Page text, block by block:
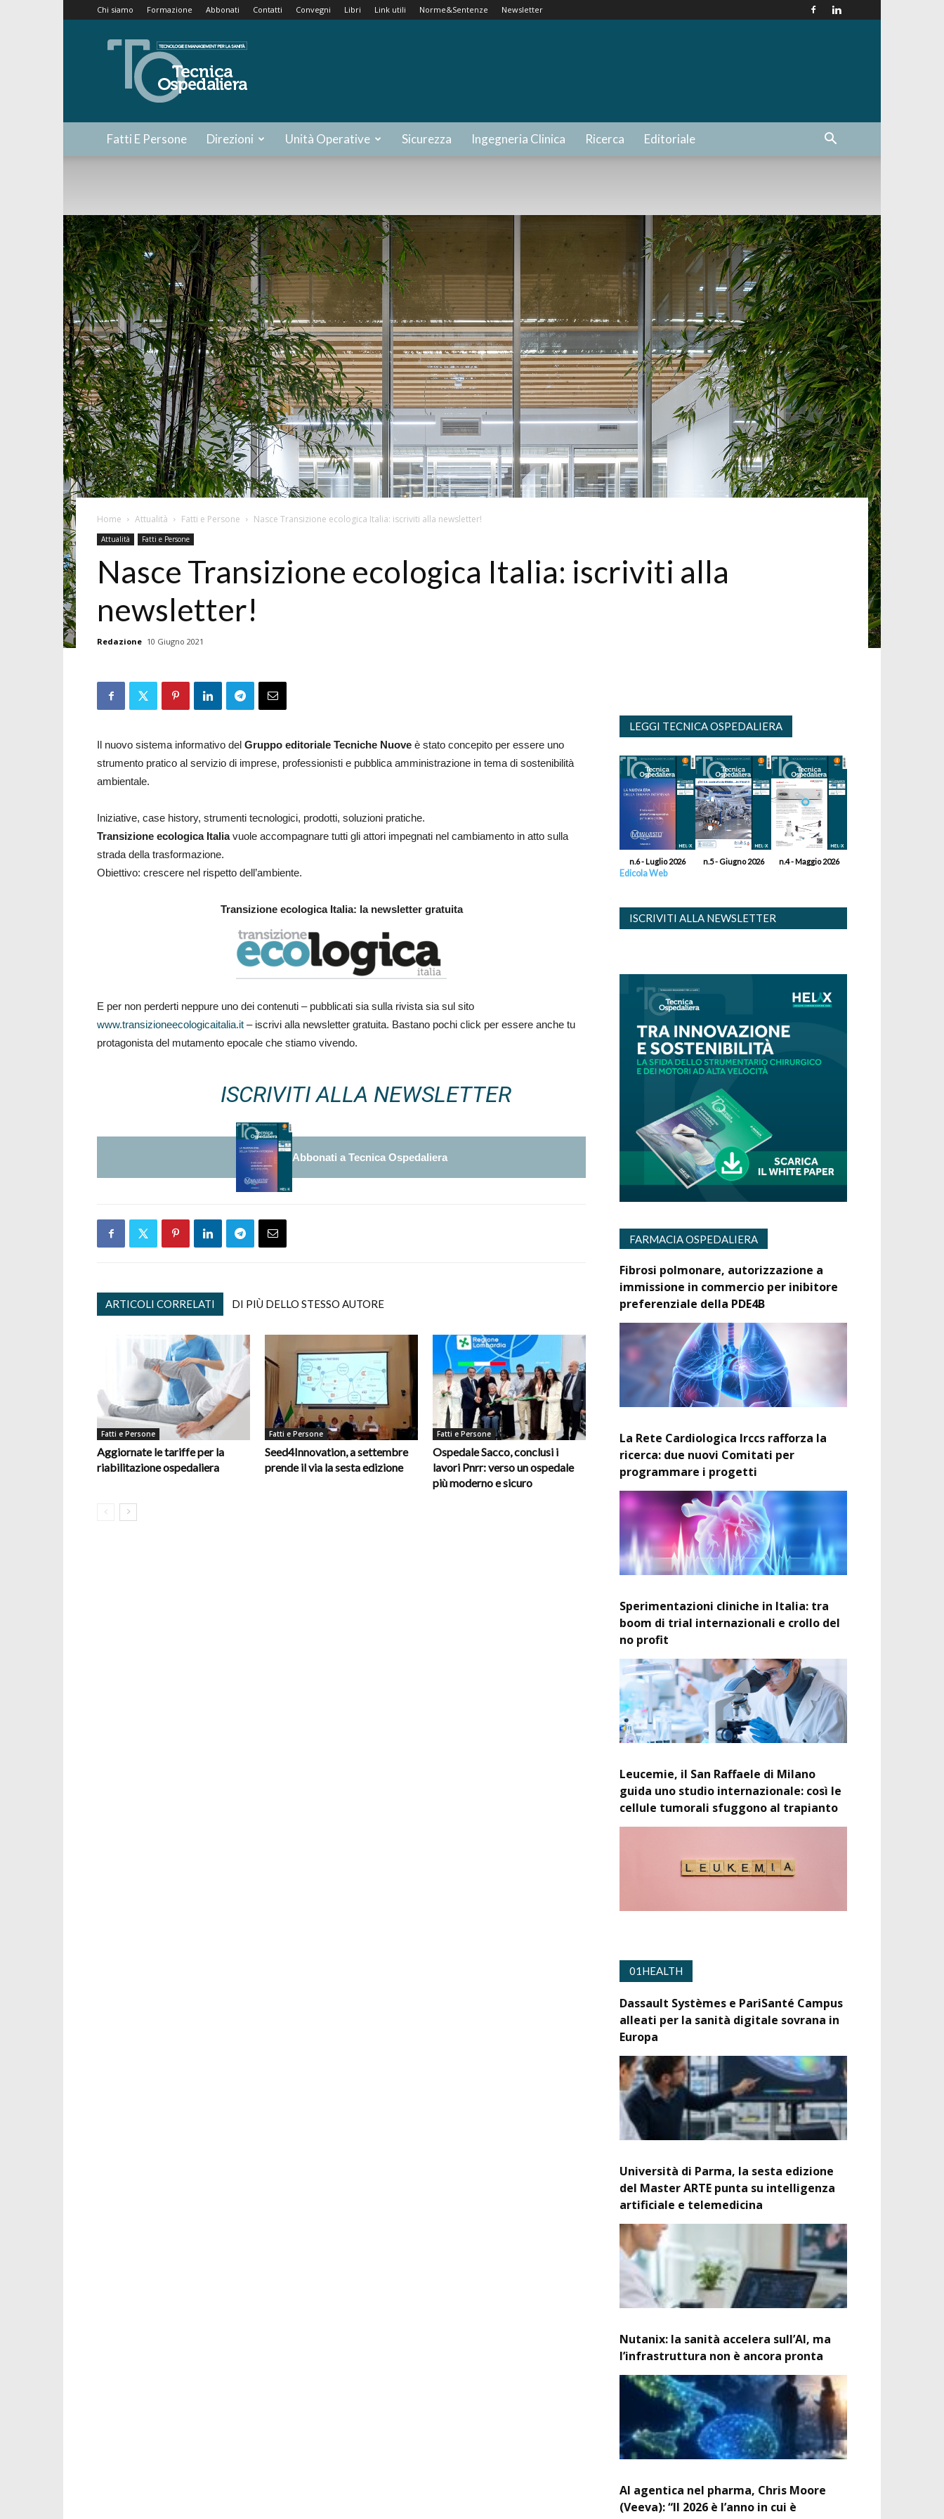
Chi siamo Formazione Abbonati Contatti Convegni Libri Link utili Norme&Sentenze Newsletter
Tecnica
Ospedaliera
Fatti E Persone Direzioni Unità Operative Sicurezza Ingegneria Clinica Ricerca Editoriale
Home Attualità Fatti e Persone Nasce Transizione ecologica Italia: iscriviti alla newsletter!
Attualità Fatti e Persone
Nasce Transizione ecologica Italia: iscriviti alla
newsletter!
Redazione 10 Giugno 2021
Il nuovo sistema informativo del Gruppo editoriale Tecniche Nuove è stato concepito per essere uno
strumento pratico al servizio di imprese, professionisti e pubblica amministrazione in tema di sostenibilità
ambientale.
Iniziative, case history, strumenti tecnologici, prodotti, soluzioni pratiche.
Transizione ecologica Italiavuole accompagnare tutti gli attori impegnati nel cambiamento in atto sulla
strada della trasformazione.
Obiettivo: crescere nel rispetto dell’ambiente.
Transizione ecologica Italia: la newsletter gratuita
E per non perderti neppure uno dei contenuti – pubblicati sia sulla rivista sia sul sito
www.transizioneecologicaitalia.it – iscrivi alla newsletter gratuita. Bastano pochi click per essere anche tu
protagonista del mutamento epocale che stiamo vivendo.
ISCRIVITI ALLA NEWSLETTER
Abbonati a Tecnica Ospedaliera
ARTICOLI CORRELATI DI PIÙ DELLO STESSO AUTORE
Fatti e Persone
Aggiornate le tariffe per la
riabilitazione ospedaliera
Fatti e Persone
Seed4Innovation, a settembre
prende il via la sesta edizione
Fatti e Persone
Ospedale Sacco, conclusi i
lavori Pnrr: verso un ospedale
più moderno e sicuro
LEGGI TECNICA OSPEDALIERA
n.6 - Luglio 2026 n.5 - Giugno 2026 n.4 - Maggio 2026
Edicola Web
ISCRIVITI ALLA NEWSLETTER
FARMACIA OSPEDALIERA
Fibrosi polmonare, autorizzazione a
immissione in commercio per inibitore
preferenziale della PDE4B
La Rete Cardiologica Irccs rafforza la
ricerca: due nuovi Comitati per
programmare i progetti
Sperimentazioni cliniche in Italia: tra
boom di trial internazionali e crollo del
no profit
Leucemie, il San Raffaele di Milano
guida uno studio internazionale: così le
cellule tumorali sfuggono al trapianto
01HEALTH
Dassault Systèmes e PariSanté Campus
alleati per la sanità digitale sovrana in
Europa
Università di Parma, la sesta edizione
del Master ARTE punta su intelligenza
artificiale e telemedicina
Nutanix: la sanità accelera sull’AI, ma
l’infrastruttura non è ancora pronta
AI agentica nel pharma, Chris Moore
(Veeva): “Il 2026 è l’anno in cui è